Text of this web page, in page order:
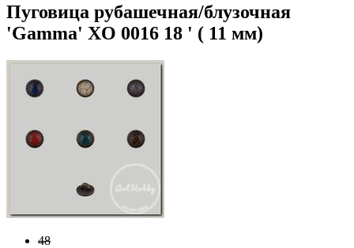
Пуговица рубашечная/блузочная
'Gamma' XO 0016 18 ' ( 11 мм)
48